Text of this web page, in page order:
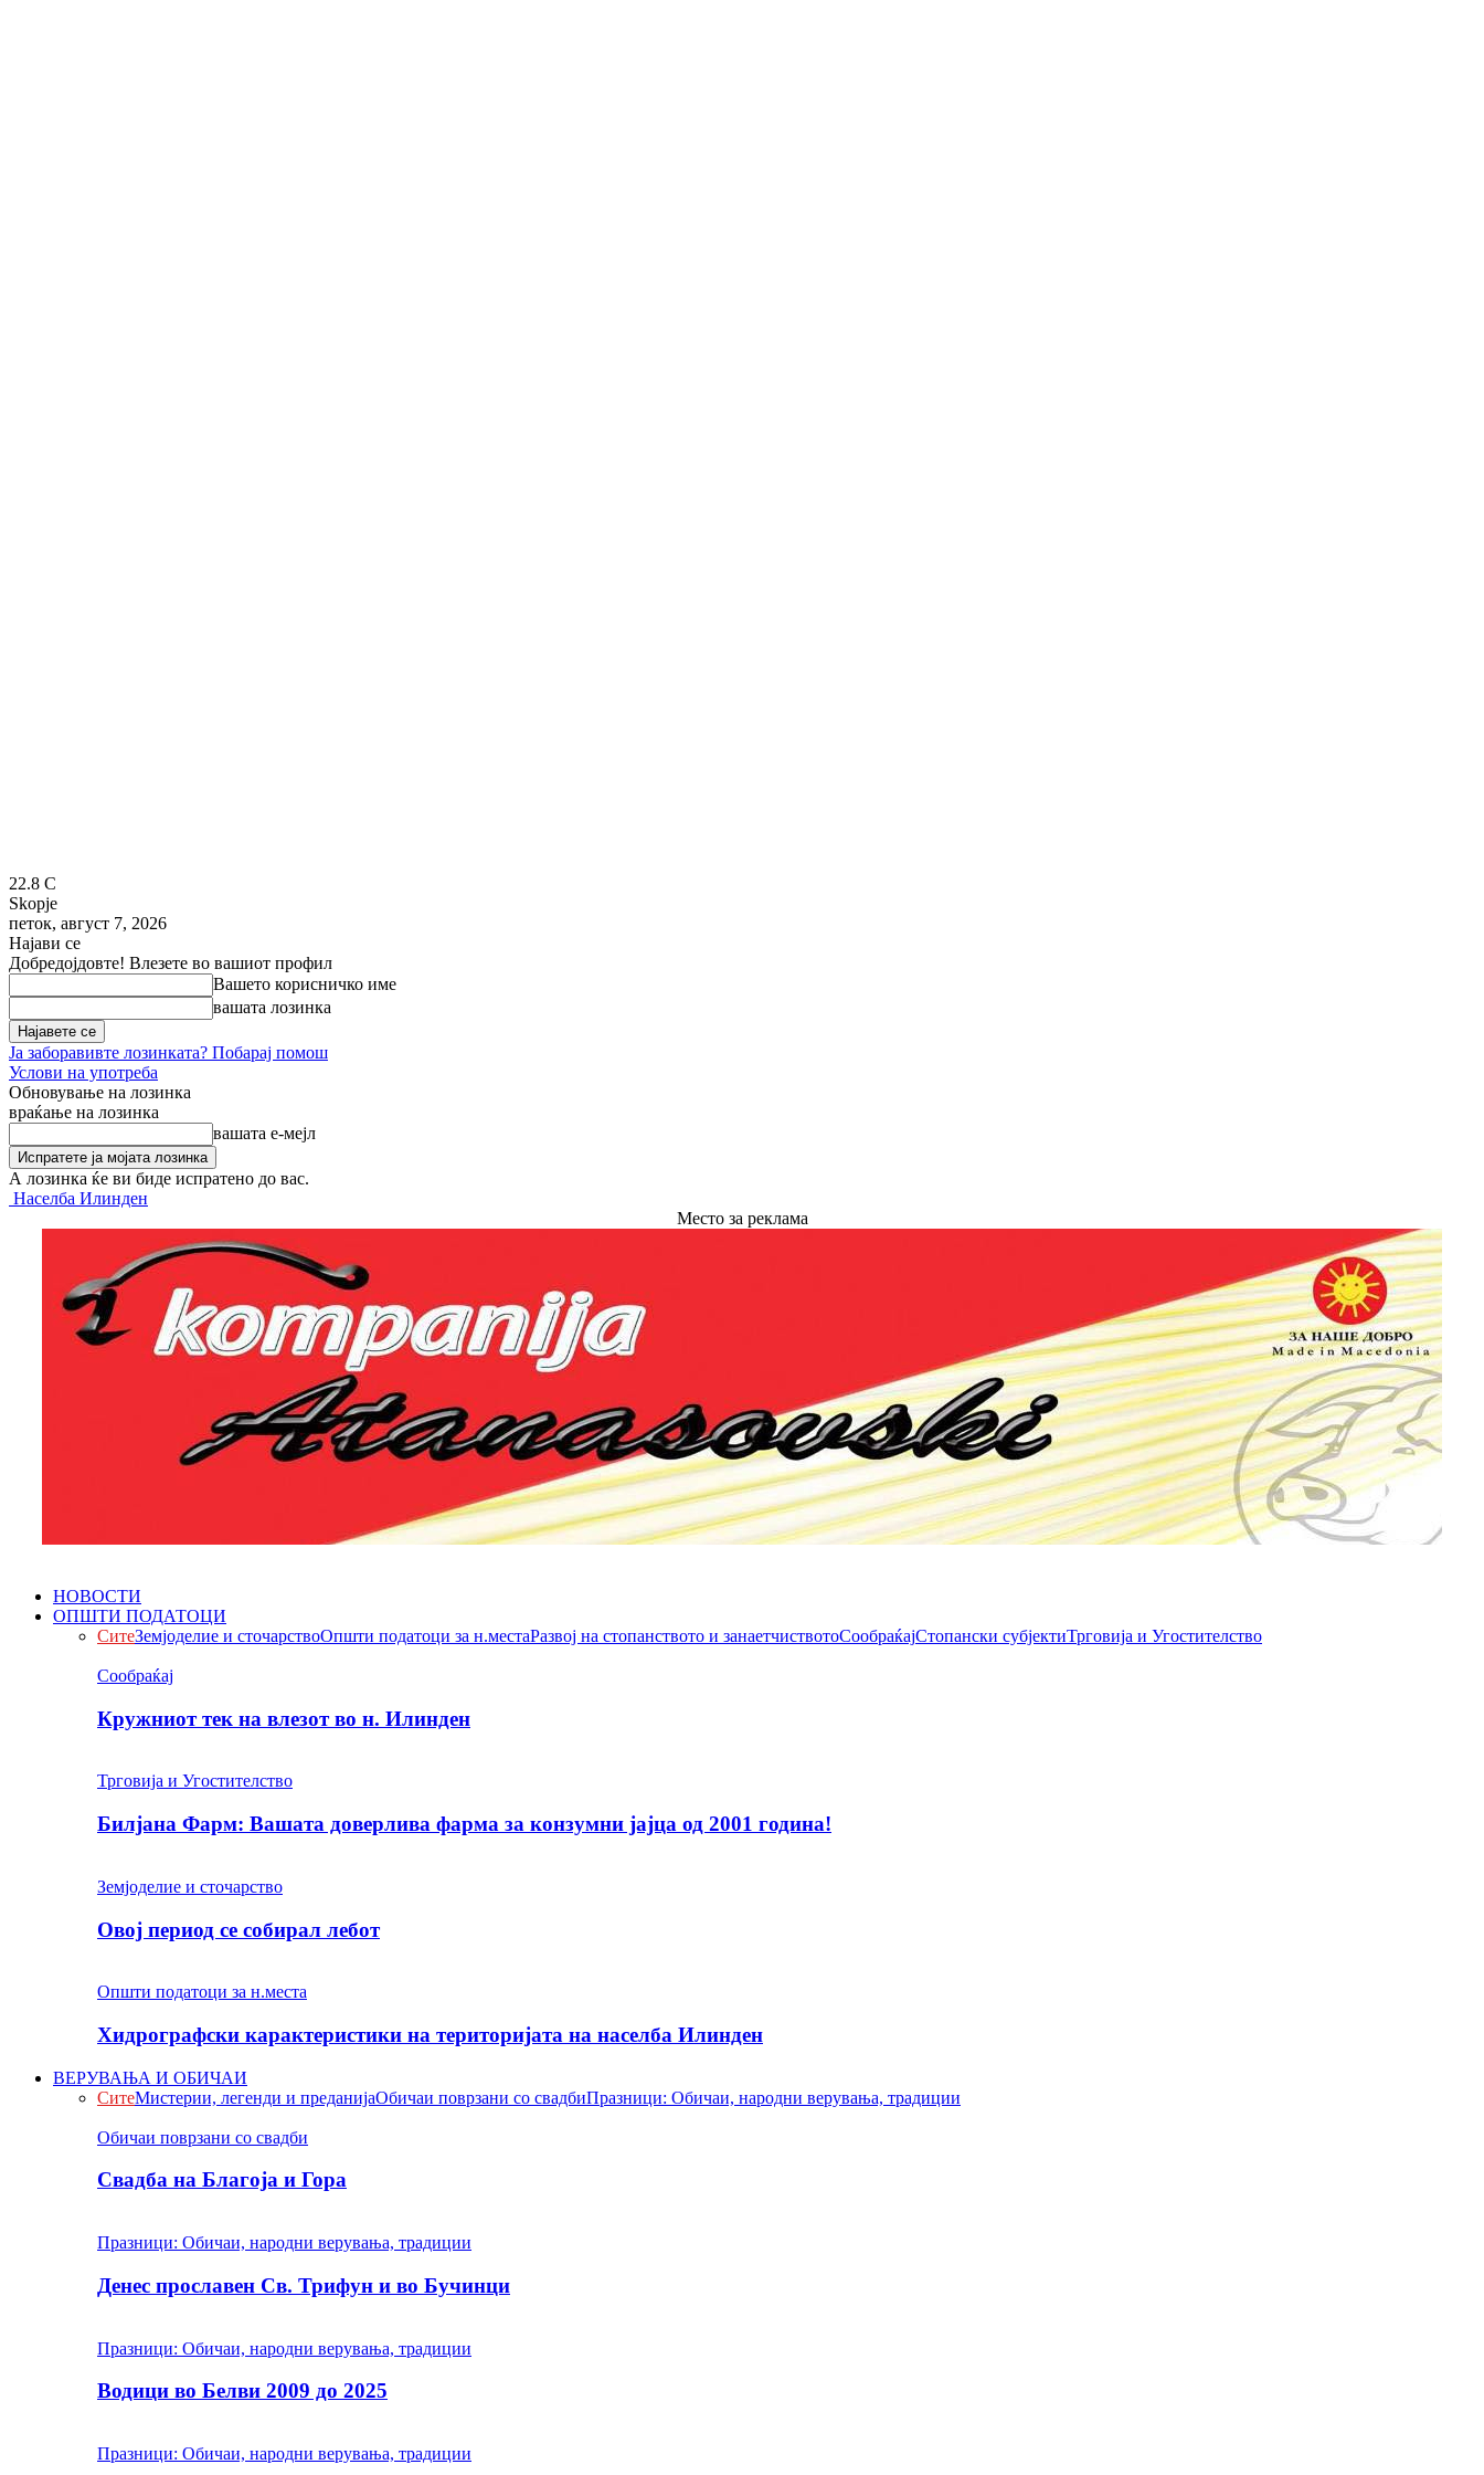
22.8 C
Skopje
петок, август 7, 2026
Најави се
Добредојдовте! Влезете во вашиот профил
Вашето корисничко име
вашата лозинка
Ја заборавивте лозинката? Побарај помош
Услови на употреба
Обновување на лозинка
враќање на лозинка
вашата е-мејл
А лозинка ќе ви биде испратено до вас.
Населба Илинден
Место за реклама
НОВОСТИ
ОПШТИ ПОДАТОЦИ
СитеЗемјоделие и сточарствоОпшти податоци за н.местаРазвој на стопанството и занаетчиствотоСообраќајСтопански субјектиТрговија и Угостителство
Сообраќај
Кружниот тек на влезот во н. Илинден
Трговија и Угостителство
Билјана Фарм: Вашата доверлива фарма за конзумни јајца од 2001 година!
Земјоделие и сточарство
Овој период се собирал лебот
Општи податоци за н.места
Хидрографски карактеристики на територијата на населба Илинден
ВЕРУВАЊА И ОБИЧАИ
СитеМистерии, легенди и преданијаОбичаи поврзани со свадбиПразници: Обичаи, народни верувања, традиции
Обичаи поврзани со свадби
Свадба на Благоја и Гора
Празници: Обичаи, народни верувања, традиции
Денес прославен Св. Трифун и во Бучинци
Празници: Обичаи, народни верувања, традиции
Водици во Белви 2009 до 2025
Празници: Обичаи, народни верувања, традиции